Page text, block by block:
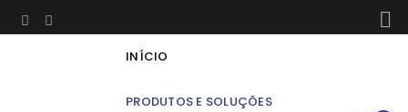
INÍCIO
PRODUTOS E SOLUÇÕES